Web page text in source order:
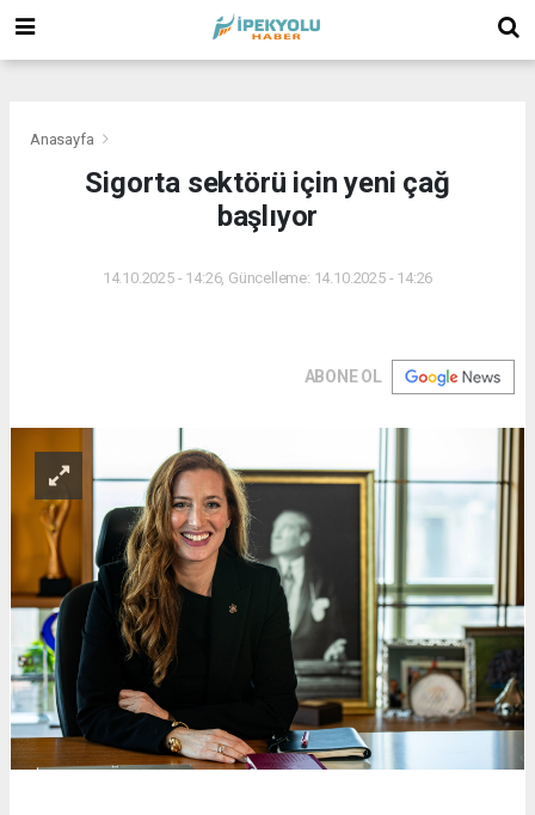
Anasayfa
Sigorta sektörü için yeni çağ
başlıyor
14.10.2025 - 14:26, Güncelleme: 14.10.2025 - 14:26
ABONE OL